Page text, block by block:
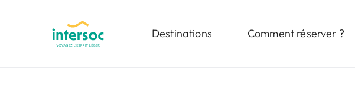
Destinations Comment réserver ?